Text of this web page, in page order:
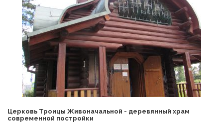
Церковь Троицы Живоначальной - деревянный храм
современной постройки